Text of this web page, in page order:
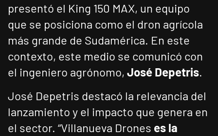
presentó el King 150 MAX, un equipo
que se posiciona como el dron agrícola
más grande de Sudamérica. En este
contexto, este medio se comunicó con
el ingeniero agrónomo, José Depetris.
José Depetris destacó la relevancia del
lanzamiento y el impacto que genera en
el sector. “Villanueva Drones es la